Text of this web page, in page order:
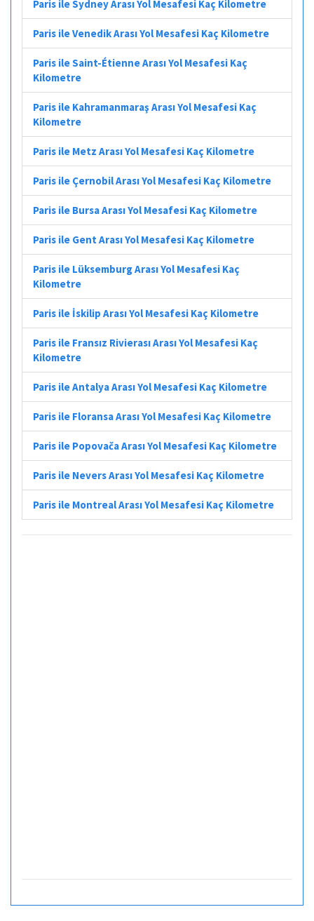
Paris ile Sydney Arası Yol Mesafesi Kaç Kilometre
Paris ile Venedik Arası Yol Mesafesi Kaç Kilometre
Paris ile Saint-Étienne Arası Yol Mesafesi Kaç
Kilometre
Paris ile Kahramanmaraş Arası Yol Mesafesi Kaç
Kilometre
Paris ile Metz Arası Yol Mesafesi Kaç Kilometre
Paris ile Çernobil Arası Yol Mesafesi Kaç Kilometre
Paris ile Bursa Arası Yol Mesafesi Kaç Kilometre
Paris ile Gent Arası Yol Mesafesi Kaç Kilometre
Paris ile Lüksemburg Arası Yol Mesafesi Kaç
Kilometre
Paris ile İskilip Arası Yol Mesafesi Kaç Kilometre
Paris ile Fransız Rivierası Arası Yol Mesafesi Kaç
Kilometre
Paris ile Antalya Arası Yol Mesafesi Kaç Kilometre
Paris ile Floransa Arası Yol Mesafesi Kaç Kilometre
Paris ile Popovača Arası Yol Mesafesi Kaç Kilometre
Paris ile Nevers Arası Yol Mesafesi Kaç Kilometre
Paris ile Montreal Arası Yol Mesafesi Kaç Kilometre